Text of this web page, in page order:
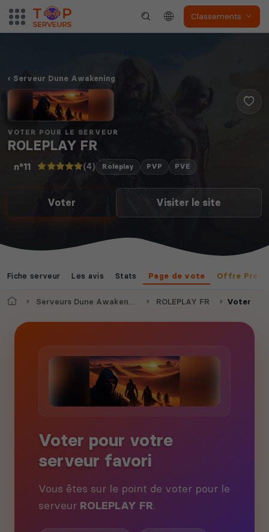
Classements
Serveur Dune Awakening
VOTER POUR LE SERVEUR
ROLEPLAY FR
n°11 (4) Roleplay PVP PVE
Voter Visiter le site
Fiche serveur Les avis Stats Page de vote Offre
AccueilServeurs Dune Awakening ROLEPLAY FR Voter
Voter pour votre
serveur favori
Vous êtes sur le point de voter pour le
serveur ROLEPLAY FR.